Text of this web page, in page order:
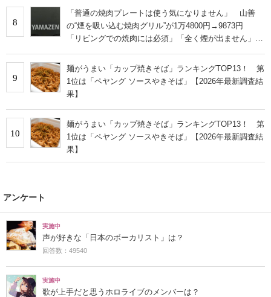
8
「普通の焼肉プレートは使う気になりません」 山善
の“煙を吸い込む焼肉グリル”が1万4800円→9873円
「リビングでの焼肉には必須」「全く煙が出ません」と
9
麺がうまい「カップ焼きそば」ランキングTOP13！ 第
1位は「ペヤング ソースやきそば」【2026年最新調査結
果】
10
麺がうまい「カップ焼きそば」ランキングTOP13！ 第
1位は「ペヤング ソースやきそば」【2026年最新調査結
果】
アンケート
実施中
声が好きな「日本のボーカリスト」は？
回答数：49540
実施中
歌が上手だと思うホロライブのメンバーは？